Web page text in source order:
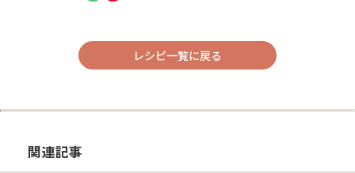
レシピ一覧に戻る
関連記事